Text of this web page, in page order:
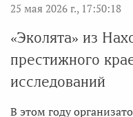
25 мая 2026 г., 17:50:18
«Эколята» из
престижного
исследований
В этом году